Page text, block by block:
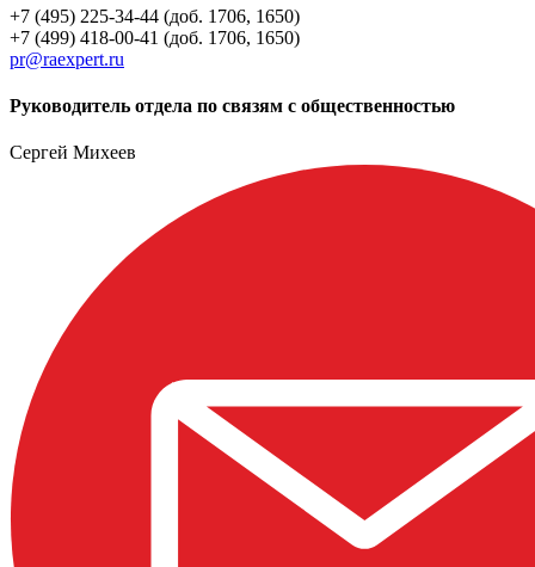
+7 (495) 225-34-44 (доб. 1706, 1650)
+7 (499) 418-00-41 (доб. 1706, 1650)
pr@raexpert.ru
Руководитель отдела по связям с общественностью
Сергей Михеев